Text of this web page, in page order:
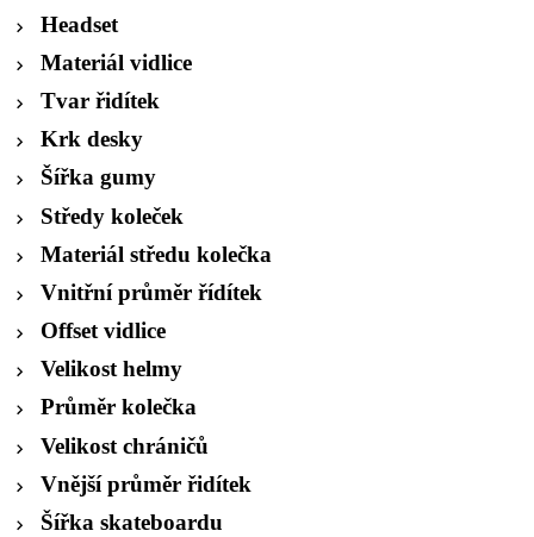
Headset
Materiál vidlice
Tvar řidítek
Krk desky
Šířka gumy
Středy koleček
Materiál středu kolečka
Vnitřní průměr řídítek
Offset vidlice
Velikost helmy
Průměr kolečka
Velikost chráničů
Vnější průměr řidítek
Šířka skateboardu